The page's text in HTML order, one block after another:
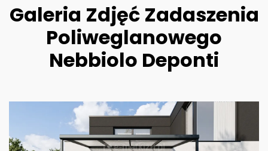
Galeria Zdjęć Zadaszenia
Poliweglanowego
Nebbiolo Deponti